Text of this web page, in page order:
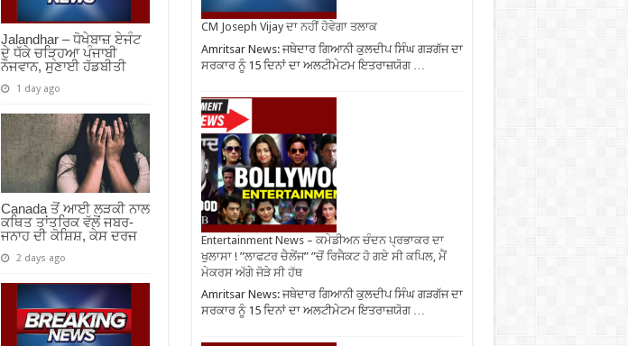
Jalandhar – ਧੋਖੇਬਾਜ਼ ਏਜੰਟ
ਦੇ ਧੱਕੇ ਚੜ੍ਹਿਆ ਪੰਜਾਬੀ
ਨੌਜਵਾਨ, ਸੁਣਾਈ ਹੱਡਬੀਤੀ
1 day ago
Canada ਤੋਂ ਆਈ ਲੜਕੀ ਨਾਲ
ਕਥਿਤ ਤਾਂਤਰਿਕ ਵੱਲੋਂ ਜਬਰ-
ਜਨਾਹ ਦੀ ਕੋਸ਼ਿਸ਼, ਕੇਸ ਦਰਜ
2 days ago
CM Joseph Vijay ਦਾ ਨਹੀਂ ਹੋਵੇਗਾ ਤਲਾਕ
Amritsar News: ਜਥੇਦਾਰ ਗਿਆਨੀ ਕੁਲਦੀਪ ਸਿੰਘ ਗੜਗੱਜ ਦਾ
ਸਰਕਾਰ ਨੂੰ 15 ਦਿਨਾਂ ਦਾ ਅਲਟੀਮੇਟਮ ਇਤਰਾਜ਼ਯੋਗ …
Entertainment News – ਕਮੇਡੀਅਨ ਚੰਦਨ ਪ੍ਰਭਾਕਰ ਦਾ
ਖੁਲਾਸਾ ! ”ਲਾਫਟਰ ਚੈਲੇਂਜ” ”ਚੋਂ ਰਿਜੈਕਟ ਹੋ ਗਏ ਸੀ ਕਪਿਲ, ਮੈਂ
ਮੇਕਰਸ ਅੱਗੇ ਜੋੜੇ ਸੀ ਹੱਥ
Amritsar News: ਜਥੇਦਾਰ ਗਿਆਨੀ ਕੁਲਦੀਪ ਸਿੰਘ ਗੜਗੱਜ ਦਾ
ਸਰਕਾਰ ਨੂੰ 15 ਦਿਨਾਂ ਦਾ ਅਲਟੀਮੇਟਮ ਇਤਰਾਜ਼ਯੋਗ …